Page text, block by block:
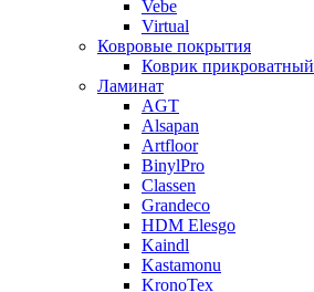
Vebe
Virtual
Ковровые покрытия
Коврик прикроватный
Ламинат
AGT
Alsapan
Artfloor
BinylPro
Classen
Grandeco
HDM Elesgo
Kaindl
Kastamonu
KronoTex